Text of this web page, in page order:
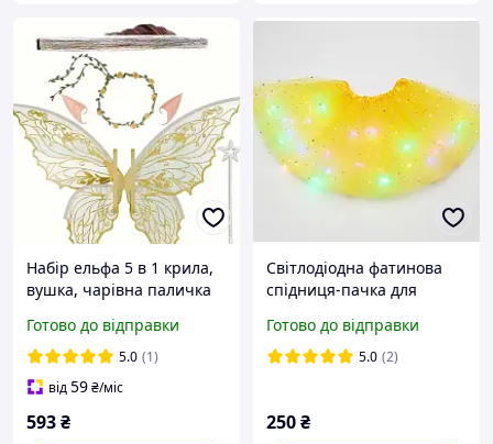
Набір ельфа 5 в 1 крила,
вушка, чарівна паличка
біло-золотистий
Готово до відправки
5.0 (1)
від59₴/міс
593₴
Світлодіодна фатинова
спідниця-пачка для
Готово до відправки
5.0 (2)
250₴